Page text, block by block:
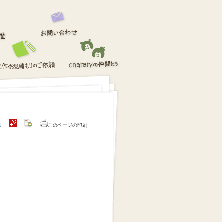
このページの印刷